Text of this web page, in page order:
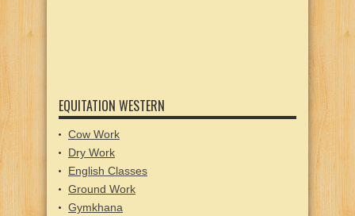
EQUITATION WESTERN
Cow Work
Dry Work
English Classes
Ground Work
Gymkhana